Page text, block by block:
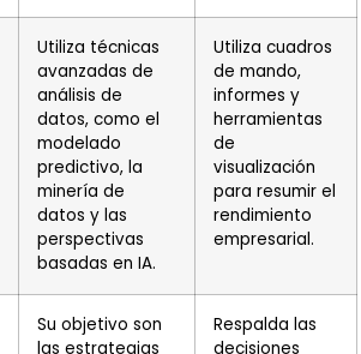
Utiliza técnicas
avanzadas de
análisis de
datos, como el
modelado
predictivo, la
minería de
datos y las
perspectivas
basadas en IA.
Utiliza cuadros
de mando,
informes y
herramientas
de
visualización
para resumir el
rendimiento
empresarial.
Su objetivo son
las estrategias
Respalda las
decisiones